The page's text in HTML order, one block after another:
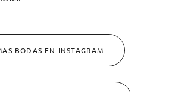
BODAS EN INSTAGRAM